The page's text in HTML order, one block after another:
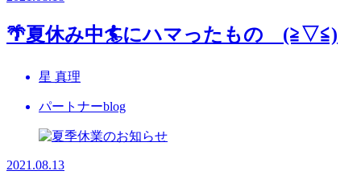
🌴夏休み中🏄にハマったもの (≧▽≦)
星 真理
パートナーblog
2021.08.13